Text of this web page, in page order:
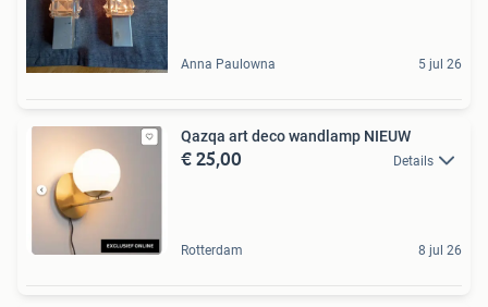
Anna Paulowna 5 jul 26
Qazqa art deco wandlamp NIEUW
€ 25,00 Details
Rotterdam 8 jul 26